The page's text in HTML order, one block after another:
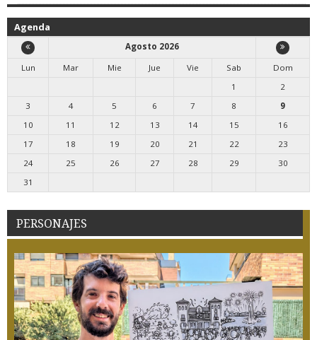
Agenda
Agosto 2026
Lun
Mar Mie Jue Vie Sab
Dom
1
2
3
4 5 6 7 8
9
10
11 12 13 14 15
16
17
18 19 20 21 22
23
24
25 26 27 28 29
30
31
PERSONAJES